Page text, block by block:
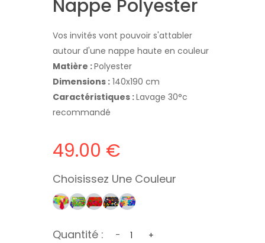
Nappe Polyester
Vos invités vont pouvoir s'attabler
autour d'une nappe haute en couleur
Matière :Polyester
Dimensions : 140x190 cm
Caractéristiques :Lavage 30°c
recommandé
49.00 €
Choisissez Une Couleur
Quantité : - +